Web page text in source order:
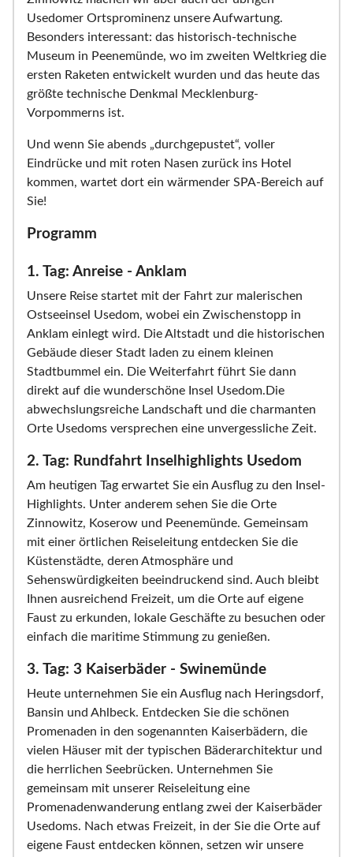
Usedomer Ortsprominenz unsere Aufwartung.
Besonders interessant: das historisch-technische
Museum in Peenemünde, wo im zweiten Weltkrieg die
ersten Raketen entwickelt wurden und das heute das
größte technische Denkmal Mecklenburg-
Vorpommerns ist.
Und wenn Sie abends „durchgepustet“, voller
Eindrücke und mit roten Nasen zurück ins Hotel
kommen, wartet dort ein wärmender SPA-Bereich auf
Sie!
Programm
1. Tag: Anreise - Anklam
Unsere Reise startet mit der Fahrt zur malerischen
Ostseeinsel Usedom, wobei ein Zwischenstopp in
Anklam einlegt wird. Die Altstadt und die historischen
Gebäude dieser Stadt laden zu einem kleinen
Stadtbummel ein. Die Weiterfahrt führt Sie dann
direkt auf die wunderschöne Insel Usedom.Die
abwechslungsreiche Landschaft und die charmanten
Orte Usedoms versprechen eine unvergessliche Zeit.
2. Tag: Rundfahrt Inselhighlights Usedom
Am heutigen Tag erwartet Sie ein Ausflug zu den Insel-
Highlights. Unter anderem sehen Sie die Orte
Zinnowitz, Koserow und Peenemünde. Gemeinsam
mit einer örtlichen Reiseleitung entdecken Sie die
Küstenstädte, deren Atmosphäre und
Sehenswürdigkeiten beeindruckend sind. Auch bleibt
Ihnen ausreichend Freizeit, um die Orte auf eigene
Faust zu erkunden, lokale Geschäfte zu besuchen oder
einfach die maritime Stimmung zu genießen.
3. Tag: 3 Kaiserbäder - Swinemünde
Heute unternehmen Sie ein Ausflug nach Heringsdorf,
Bansin und Ahlbeck. Entdecken Sie die schönen
Promenaden in den sogenannten Kaiserbädern, die
vielen Häuser mit der typischen Bäderarchitektur und
die herrlichen Seebrücken. Unternehmen Sie
gemeinsam mit unserer Reiseleitung eine
Promenadenwanderung entlang zwei der Kaiserbäder
Usedoms. Nach etwas Freizeit, in der Sie die Orte auf
eigene Faust entdecken können, setzen wir unsere